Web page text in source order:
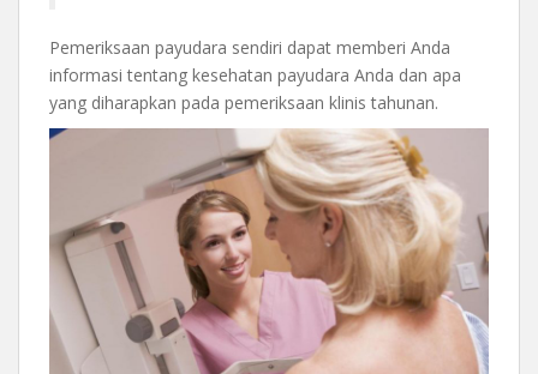
Pemeriksaan payudara sendiri dapat memberi Anda
informasi tentang kesehatan payudara Anda dan apa
yang diharapkan pada pemeriksaan klinis tahunan.